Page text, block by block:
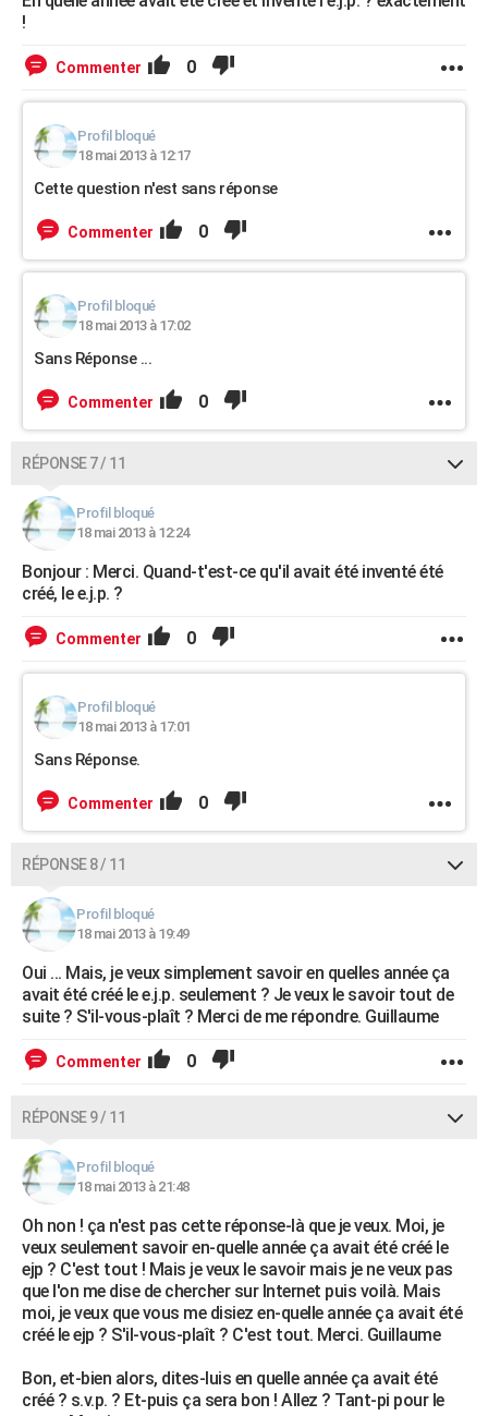
!
Commenter 0
Profil bloqué
18 mai 2013 à 12:17
Cette question n'est sans réponse
Commenter 0
Profil bloqué
18 mai 2013 à 17:02
Sans Réponse ...
Commenter 0
RÉPONSE 7 / 11
Profil bloqué
18 mai 2013 à 12:24
Bonjour : Merci. Quand-t'est-ce qu'il avait été inventé été
créé, le e.j.p. ?
Commenter 0
Profil bloqué
18 mai 2013 à 17:01
Sans Réponse.
Commenter 0
RÉPONSE 8 / 11
Profil bloqué
18 mai 2013 à 19:49
Oui ... Mais, je veux simplement savoir en quelles année ça
avait été créé le e.j.p. seulement ? Je veux le savoir tout de
suite ? S'il-vous-plaît ? Merci de me répondre. Guillaume
Commenter 0
RÉPONSE 9 / 11
Profil bloqué
18 mai 2013 à 21:48
Oh non ! ça n'est pas cette réponse-là que je veux. Moi, je
veux seulement savoir en-quelle année ça avait été créé le
ejp ? C'est tout ! Mais je veux le savoir mais je ne veux pas
que l'on me dise de chercher sur Internet puis voilà. Mais
moi, je veux que vous me disiez en-quelle année ça avait été
créé le ejp ? S'il-vous-plaît ? C'est tout. Merci. Guillaume
Bon, et-bien alors, dites-luis en quelle année ça avait été
créé ? s.v.p. ? Et-puis ça sera bon ! Allez ? Tant-pi pour le